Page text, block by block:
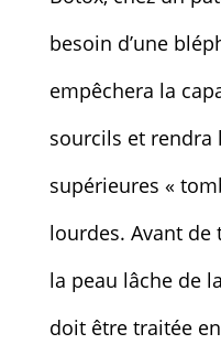
besoin d’une
empêchera la
sourcils et rendra
supérieures «
lourdes. Avant
la peau lâche de
doit être traitée